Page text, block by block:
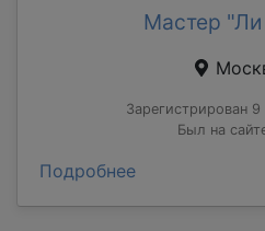
Мастер
Зарегистрирован 9
Был на
Подробнее